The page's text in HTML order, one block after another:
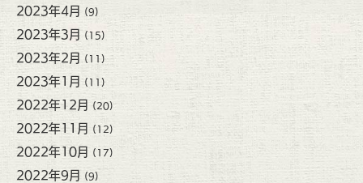
2023年4月 (9)
2023年3月 (15)
2023年2月 (11)
2023年1月 (11)
2022年12月 (20)
2022年11月 (12)
2022年10月 (17)
2022年9月 (9)